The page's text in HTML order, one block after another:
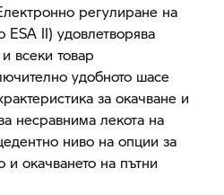
регулиране на
ESA II) удовлетворява
всеки товар
удобното шасе
за окачване и
несравнима лекота на
ниво на опции за
окачването на пътни